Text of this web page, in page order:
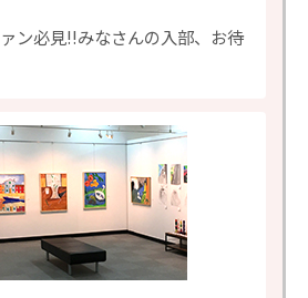
ァン必見!!みなさんの入部、お待